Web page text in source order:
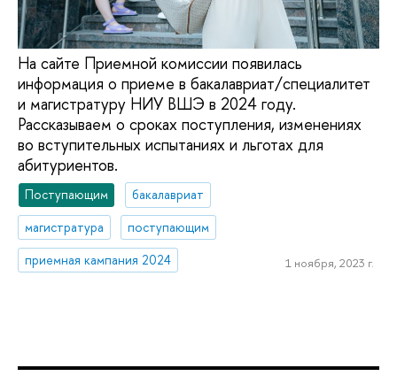
На сайте Приемной комиссии появилась
информация о приеме в бакалавриат/специалитет
и магистратуру НИУ ВШЭ в 2024 году.
Рассказываем о сроках поступления, изменениях
во вступительных испытаниях и льготах для
абитуриентов.
Поступающим
бакалавриат
магистратура
поступающим
приемная кампания 2024
1 ноября, 2023 г.